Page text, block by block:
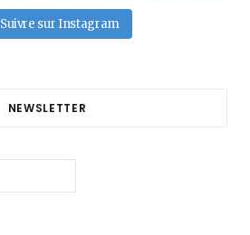
Suivre sur Instagram
NEWSLETTER